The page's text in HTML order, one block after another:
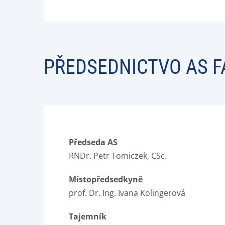
PŘEDSEDNICTVO AS
Předseda AS
RNDr. Petr Tomiczek, CSc.
Místopředsedkyně
prof. Dr. Ing. Ivana Kolingerová
Tajemník